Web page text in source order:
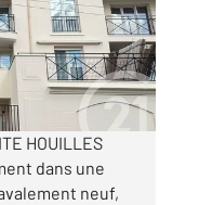
HOUILLES
dans une
neuf,